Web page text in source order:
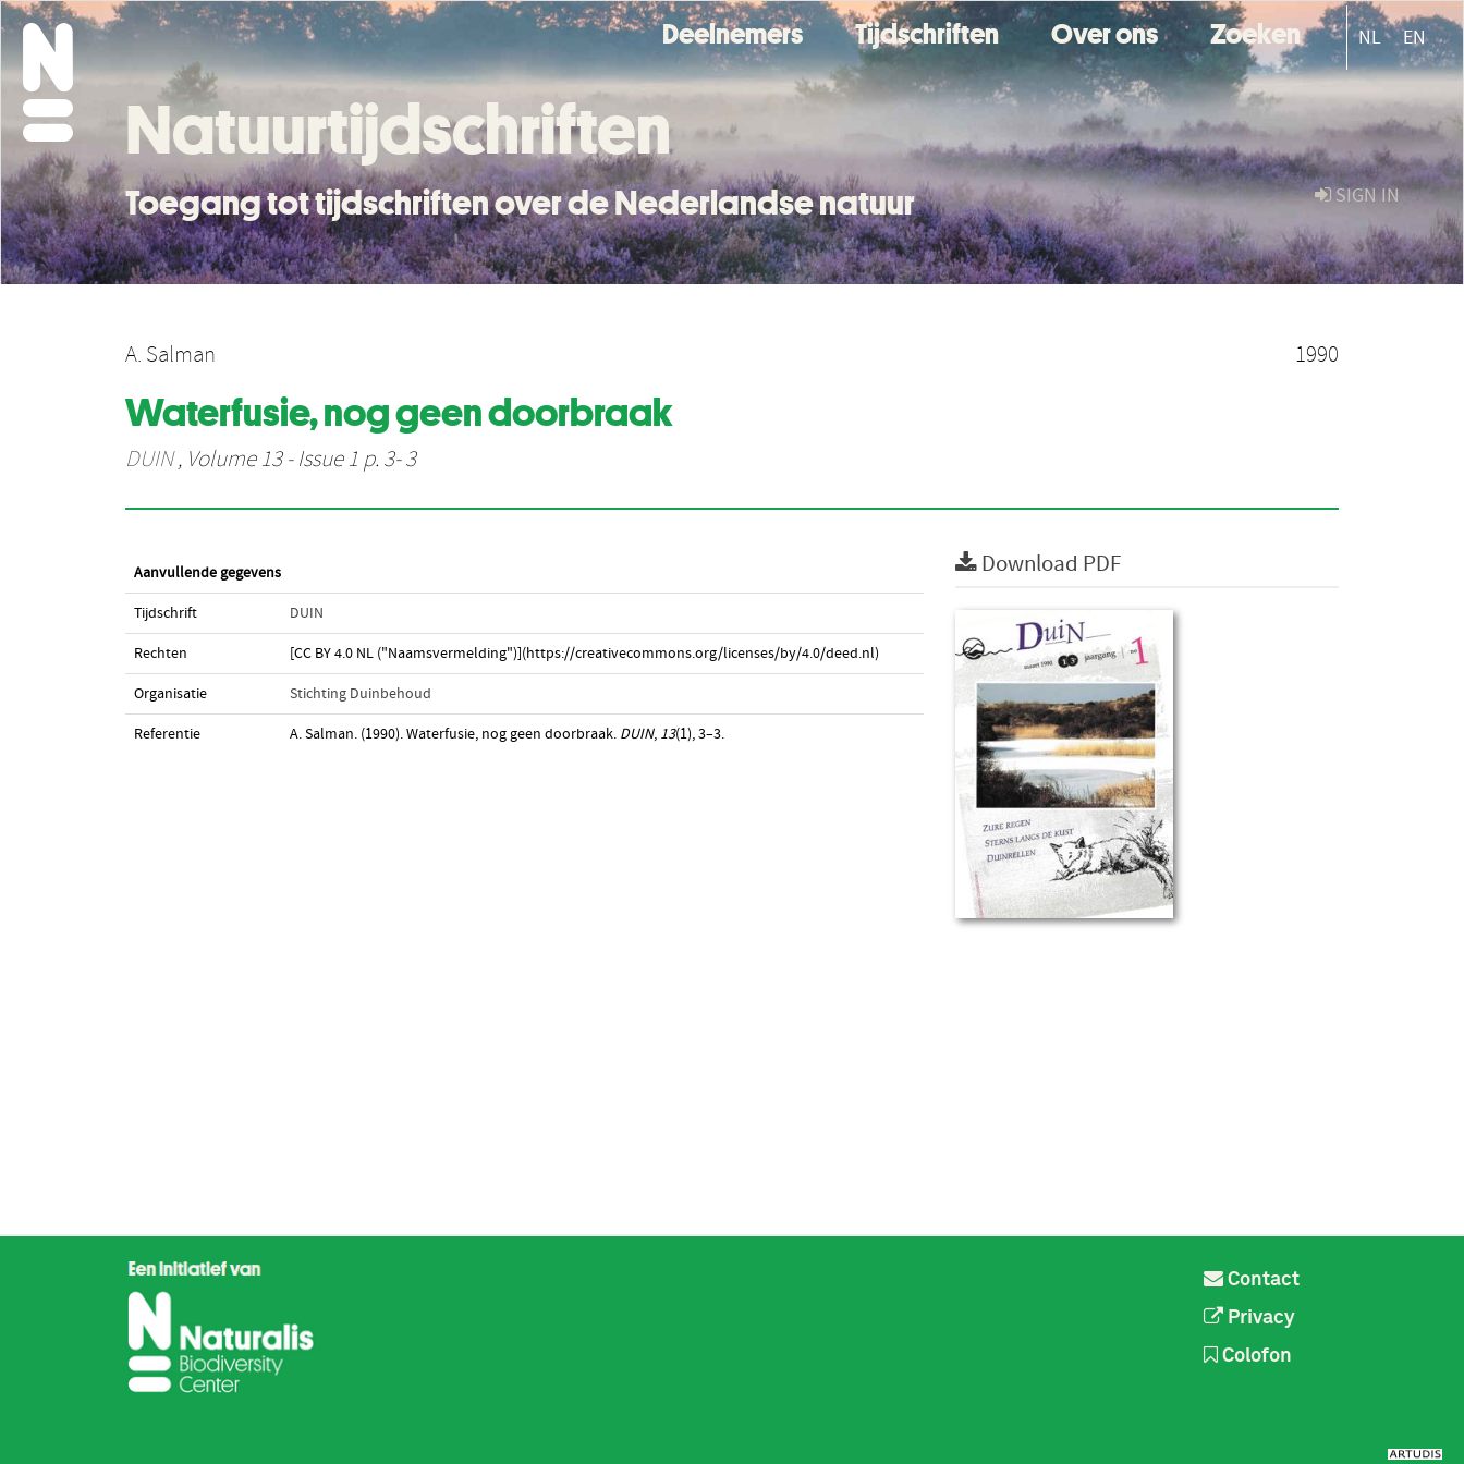
Deelnemers Tijdschriften Over ons Zoeken NL EN
SIGN IN
Natuurtijdschriften
Toegang tot tijdschriften over de Nederlandse natuur
A. Salman 1990
Waterfusie, nog geen doorbraak
DUIN, Volume 13 - Issue 1 p. 3- 3
Aanvullende gegevens
Tijdschrift DUIN
Rechten [CC BY 4.0 NL ("Naamsvermelding")](https://creativecommons.org/licenses/by/4.0/deed.nl)
Organisatie Stichting Duinbehoud
Referentie A. Salman. (1990). Waterfusie, nog geen doorbraak. DUIN, 13(1), 3–3.
Download PDF
Contact
Privacy
Colofon